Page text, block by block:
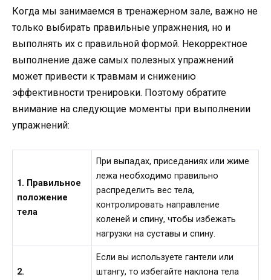
Когда мы занимаемся в тренажерном зале, важно не
только выбирать правильные упражнения, но и
выполнять их с правильной формой. Некорректное
выполнение даже самых полезных упражнений
может привести к травмам и снижению
эффективности тренировки. Поэтому обратите
внимание на следующие моменты при выполнении
упражнений:
1. Правильное
положение
тела
При выпадах, приседаниях или жиме
лежа необходимо правильно
распределить вес тела,
контролировать направление
коленей и спину, чтобы избежать
нагрузки на суставы и спину.
2.
Если вы используете гантели или
штангу, то избегайте наклона тела